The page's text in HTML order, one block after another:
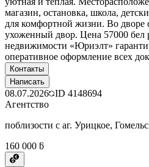
магазин, остановка, школа,
для комфортной жизни. Во дворе
ухоженный двор. Цена 57000 бел
недвижимости «Юриэлт»
оперативное оформление всех
Контакты
Написать
08.07.2026 ID 4148694
Агентство
поблизости с аг. Урицкое,
160 000 ƃ